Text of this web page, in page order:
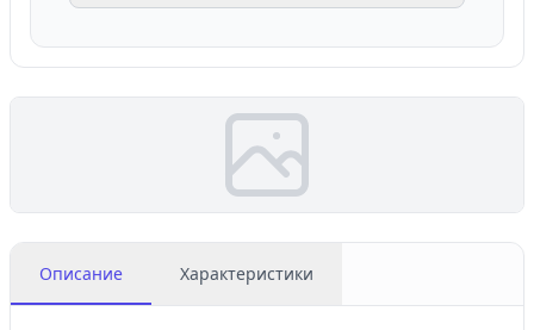
Описание Характеристики